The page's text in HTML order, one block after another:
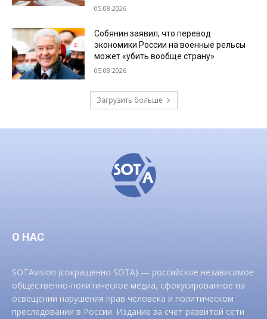
05.08.2026
Собянин заявил, что перевод
экономики России на военные рельсы
может «убить вообще страну»
05.08.2026
Загрузить больше
О НАС
SOTAvision (сокращенно SOTA) — российское независимое
общественно-политическое медиа, сфокусированное на
освещении нарушения прав человека и политическом
преследовании в России. Издание за счет развитой сети